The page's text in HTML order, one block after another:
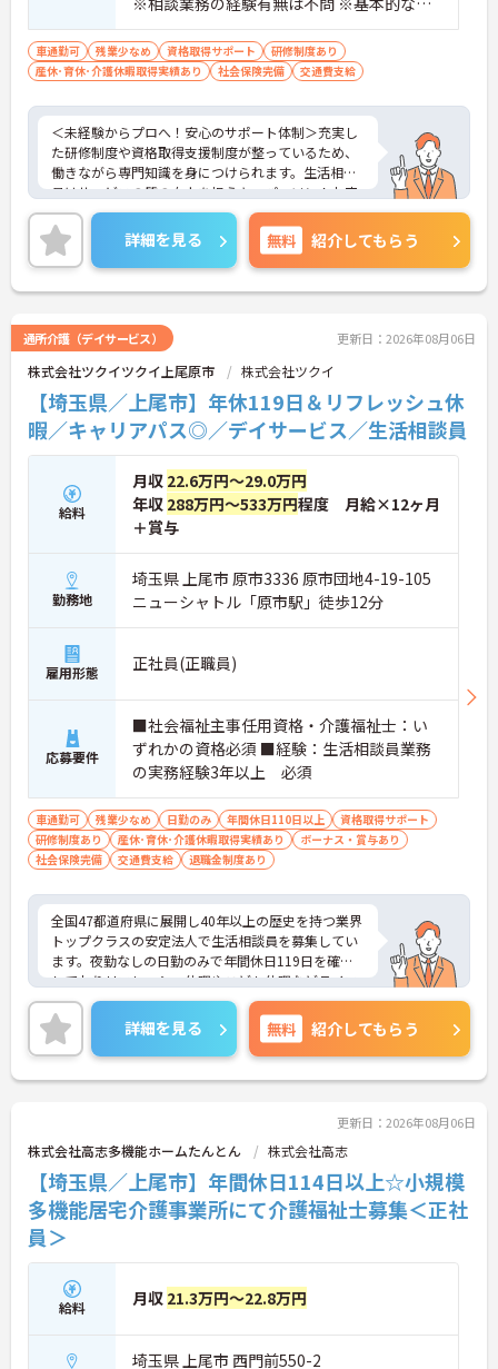
ソコン操作スキル必須
車通勤可 残業少なめ 資格取得サポート
研修制度あり
産休･育休･介護休暇取得実績あり
社会保険完備 交通費支給
＜未経験からプロへ！安心のサポート体制＞充実し
た研修制度や資格取得支援制度が整っているため、
働きながら専門知識を身につけられます。生活相談
員はサービスの質の向上を担うキーパーソン！お客
様やご家族との関わりを通じて、自分自身の人間性
も磨いていけるやりがいのあるお仕事です。
＜夜勤なしでプライベートも充実！柔軟な働き方＞
勤務曜日は相談可能♪ライフスタイルに合わせた働
き方が可能です。産休・育休制度も整っており、長
詳細を見る 無料 紹介してもらう
通所介護（デイサービス） 更新日：2026年08月06日
株式会社ツクイツクイ上尾原市 株式会社ツクイ
【埼玉県／上尾市】年休119日＆リフレッシュ休
暇／キャリアパス◎／デイサービス／生活相談員
給料
月収 22.6万円～29.0万円
年収 288万円～533万円程度 月給×12ヶ月
＋賞与
勤務地
埼玉県 上尾市 原市3336 原市団地4-19-105
ニューシャトル「原市駅」徒歩12分
雇用形態 正社員(正職員)
応募要件
■社会福祉主事任用資格・介護福祉士：い
ずれかの資格必須 ■経験：生活相談員業務
の実務経験3年以上 必須
車通勤可 残業少なめ 日勤のみ 年間休日110日以上
資格取得サポート
研修制度あり
産休･育休･介護休暇取得実績あり
ボーナス・賞与あり
社会保険完備
交通費支給 退職金制度あり
全国47都道府県に展開し40年以上の歴史を持つ業界
トップクラスの安定法人で生活相談員を募集してい
ます。夜勤なしの日勤のみで年間休日119日を確保
しておりリフレッシュ休暇やこども休暇などライフ
ステージに合わせた働き方が可能です。処遇改善手
当の全額還元や実績最大105万円の賞与に加え配偶
者1万円などの手厚い扶養手当をご用意しています。
独自の福利厚生制度によるお祝い金や宿泊費補助な
どスタッフの生活を支える制度も充実しています。
らのびのびと働ける風通しの良い職場です。階層別
研修や資格取得支援制度が整っているため有資格者
の方がこれまでのご経験を活かしながら将来の管理
職やスペシャリストへと着実にキャリアアップを目
指せるやりがいのある環境です。
★おすすめPOINT★
【ワークライフバランスの充実】
・夜勤なしの日勤のみで年間休日119日を確保 ・リ
フレッシュ休暇やこども休暇など特別休暇が充実
・産休育休や産後パパ育休制度など子育て支援体制
【安心の高待遇と福利厚生】
詳細を見る 無料 紹介してもらう
更新日：2026年08月06日
株式会社高志多機能ホームたんとん 株式会社高志
【埼玉県／上尾市】年間休日114日以上☆小規模
多機能居宅介護事業所にて介護福祉士募集＜正社
員＞
給料 月収 21.3万円～22.8万円
埼玉県 上尾市 西門前550-2